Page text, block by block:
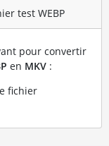
test WEBP
pour convertir
en MKV:
fichier